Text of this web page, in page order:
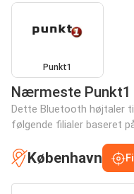
Punkt1
Nærmeste
Dette Bluetooth højtaler
følgende filialer baseret
København